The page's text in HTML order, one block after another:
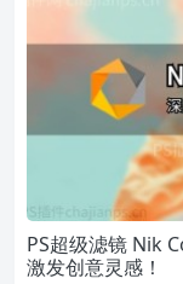
PS超级滤镜 Nik
激发创意灵感！